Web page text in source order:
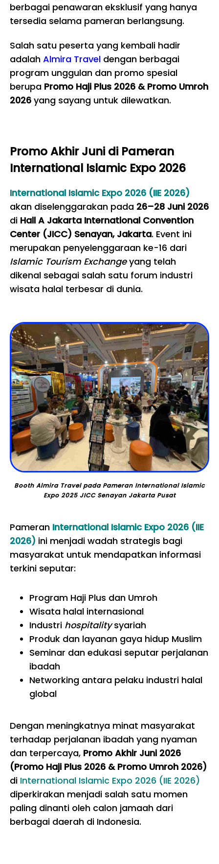
berbagai penawaran eksklusif yang hanya
tersedia selama pameran berlangsung.
Salah satu peserta yang kembali hadir
adalah Almira Travel dengan berbagai
program unggulan dan promo spesial
berupa Promo Haji Plus 2026 & Promo Umroh
2026 yang sayang untuk dilewatkan.
Promo Akhir Juni di Pameran
International Islamic Expo 2026
International Islamic Expo 2026 (IIE 2026)
akan diselenggarakan pada 26–28 Juni 2026
di Hall A Jakarta International Convention
Center (JICC) Senayan, Jakarta. Event ini
merupakan penyelenggaraan ke-16 dari
Islamic Tourism Exchangeyang telah
dikenal sebagai salah satu forum industri
wisata halal terbesar di dunia.
Booth Almira Travel pada Pameran International Islamic
Expo 2025 JICC Senayan Jakarta Pusat
Pameran International Islamic Expo 2026 (IIE
2026) ini menjadi wadah strategis bagi
masyarakat untuk mendapatkan informasi
terkini seputar:
Program Haji Plus dan Umroh
Wisata halal internasional
Industri hospitalitysyariah
Produk dan layanan gaya hidup Muslim
Seminar dan edukasi seputar perjalanan
ibadah
Networking antara pelaku industri halal
global
Dengan meningkatnya minat masyarakat
terhadap perjalanan ibadah yang nyaman
dan terpercaya, Promo Akhir Juni 2026
(Promo Haji Plus 2026 & Promo Umroh 2026)
di International Islamic Expo 2026 (IIE 2026)
diperkirakan menjadi salah satu momen
paling dinanti oleh calon jamaah dari
berbagai daerah di Indonesia.